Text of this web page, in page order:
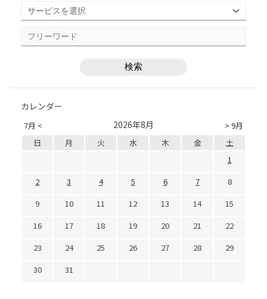
カレンダー
7月 < > 9月
2026年8月
日 月 火 水 木 金
土
1
2
3 4 5 6 7
8
9
10 11 12 13 14
15
16
17 18 19 20 21
22
23
24 25 26 27 28
29
30
31